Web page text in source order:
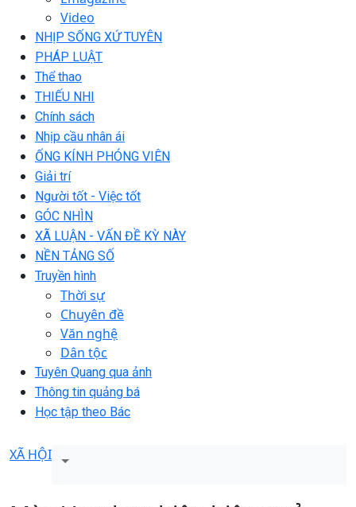
Video
NHỊP SỐNG XỨ TUYÊN
PHÁP LUẬT
Thể thao
THIẾU NHI
Chính sách
Nhịp cầu nhân ái
ỐNG KÍNH PHÓNG VIÊN
Giải trí
Người tốt - Việc tốt
GÓC NHÌN
XÃ LUẬN - VẤN ĐỀ KỲ NÀY
NỀN TẢNG SỐ
Truyền hình
Thời sự
Chuyên đề
Văn nghệ
Dân tộc
Tuyên Quang qua ảnh
Thông tin quảng bá
Học tập theo Bác
XÃ HỘI